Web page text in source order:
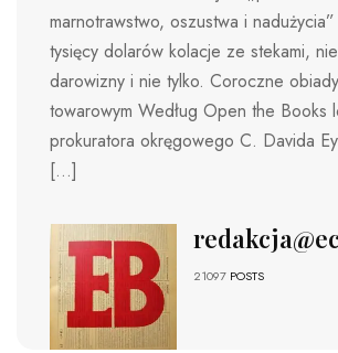
marnotrawstwo, oszustwa i
tysięcy dolarów kolacje ze stekami,
darowizny i nie tylko. Coroczne
towarowym Według Open the Books
prokuratora okręgowego C. Davida
[…]
21097 POSTS